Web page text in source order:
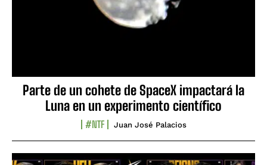
Parte de un cohete de SpaceX impactará la
Luna en un experimento científico
#NTF Juan José Palacios